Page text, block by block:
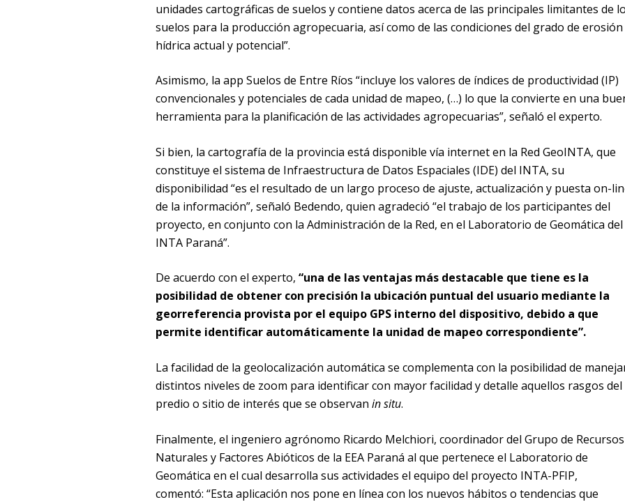
unidades cartográficas de suelos y contiene datos acerca de las principales limitantes de
suelos para la producción agropecuaria, así como de las condiciones del grado de erosión
hídrica actual y potencial”.
Asimismo, la app Suelos de Entre Ríos “incluye los valores de índices de productividad (IP)
convencionales y potenciales de cada unidad de mapeo, (…) lo que la convierte en una
herramienta para la planificación de las actividades agropecuarias”, señaló el experto.
Si bien, la cartografía de la provincia está disponible vía internet en la Red GeoINTA, que
constituye el sistema de Infraestructura de Datos Espaciales (IDE) del INTA, su
disponibilidad “es el resultado de un largo proceso de ajuste, actualización y puesta on-
de la información”, señaló Bedendo, quien agradeció “el trabajo de los participantes del
proyecto, en conjunto con la Administración de la Red, en el Laboratorio de Geomática del
INTA Paraná”.
De acuerdo con el experto, “una de las ventajas más destacable que tiene es la
posibilidad de obtener con precisión la ubicación puntual del usuario mediante la
georreferencia provista por el equipo GPS interno del dispositivo, debido a que
permite identificar automáticamente la unidad de mapeo correspondiente”.
La facilidad de la geolocalización automática se complementa con la posibilidad de
distintos niveles de zoom para identificar con mayor facilidad y detalle aquellos rasgos del
predio o sitio de interés que se observan in situ.
Finalmente, el ingeniero agrónomo Ricardo Melchiori, coordinador del Grupo de Recursos
Naturales y Factores Abióticos de la EEA Paraná al que pertenece el Laboratorio de
Geomática en el cual desarrolla sus actividades el equipo del proyecto INTA-PFIP,
comentó: “Esta aplicación nos pone en línea con los nuevos hábitos o tendencias que